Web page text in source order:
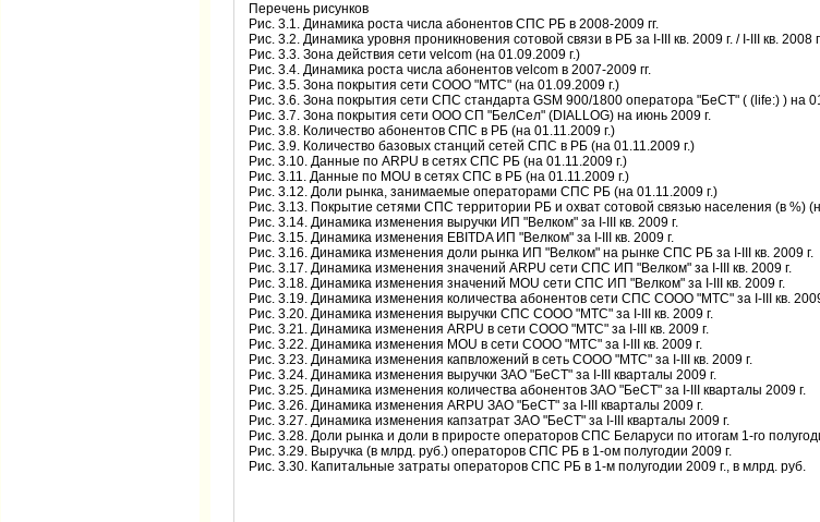
Перечень рисунков
Рис. 3.1. Динамика роста числа абонентов СПС РБ в 2008-2009 гг.
Рис. 3.2. Динамика уровня проникновения сотовой связи в РБ за I-III кв. 2009 г. / I-III кв. 2008
Рис. 3.3. Зона действия сети velcom (на 01.09.2009 г.)
Рис. 3.4. Динамика роста числа абонентов velcom в 2007-2009 гг.
Рис. 3.5. Зона покрытия сети СООО "МТС" (на 01.09.2009 г.)
Рис. 3.6. Зона покрытия сети СПС стандарта GSM 900/1800 оператора "БеСТ" ( (life:) ) на
Рис. 3.7. Зона покрытия сети ООО СП "БелСел" (DIALLOG) на июнь 2009 г.
Рис. 3.8. Количество абонентов СПС в РБ (на 01.11.2009 г.)
Рис. 3.9. Количество базовых станций сетей СПС в РБ (на 01.11.2009 г.)
Рис. 3.10. Данные по ARPU в сетях СПС РБ (на 01.11.2009 г.)
Рис. 3.11. Данные по MOU в сетях СПС в РБ (на 01.11.2009 г.)
Рис. 3.12. Доли рынка, занимаемые операторами СПС РБ (на 01.11.2009 г.)
Рис. 3.13. Покрытие сетями СПС территории РБ и охват сотовой связью населения (в %)
Рис. 3.14. Динамика изменения выручки ИП "Велком" за I-III кв. 2009 г.
Рис. 3.15. Динамика изменения EBITDA ИП "Велком" за I-III кв. 2009 г.
Рис. 3.16. Динамика изменения доли рынка ИП "Велком" на рынке СПС РБ за I-III кв. 2009 г.
Рис. 3.17. Динамика изменения значений ARPU сети СПС ИП "Велком" за I-III кв. 2009 г.
Рис. 3.18. Динамика изменения значений MOU сети СПС ИП "Велком" за I-III кв. 2009 г.
Рис. 3.19. Динамика изменения количества абонентов сети СПС СООО "МТС" за I-III кв.
Рис. 3.20. Динамика изменения выручки СПС СООО "МТС" за I-III кв. 2009 г.
Рис. 3.21. Динамика изменения ARPU в сети СООО "МТС" за I-III кв. 2009 г.
Рис. 3.22. Динамика изменения MOU в сети СООО "МТС" за I-III кв. 2009 г.
Рис. 3.23. Динамика изменения капвложений в сеть СООО "МТС" за I-III кв. 2009 г.
Рис. 3.24. Динамика изменения выручки ЗАО "БеСТ" за I-III кварталы 2009 г.
Рис. 3.25. Динамика изменения количества абонентов ЗАО "БеСТ" за I-III кварталы 2009 г.
Рис. 3.26. Динамика изменения ARPU ЗАО "БеСТ" за I-III кварталы 2009 г.
Рис. 3.27. Динамика изменения капзатрат ЗАО "БеСТ" за I-III кварталы 2009 г.
Рис. 3.28. Доли рынка и доли в приросте операторов СПС Беларуси по итогам 1-го
Рис. 3.29. Выручка (в млрд. руб.) операторов СПС РБ в 1-ом полугодии 2009 г.
Рис. 3.30. Капитальные затраты операторов СПС РБ в 1-м полугодии 2009 г., в млрд. руб.